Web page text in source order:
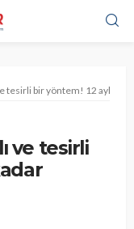
tesirli bir yöntem! 12 aylığa
ve tesirli